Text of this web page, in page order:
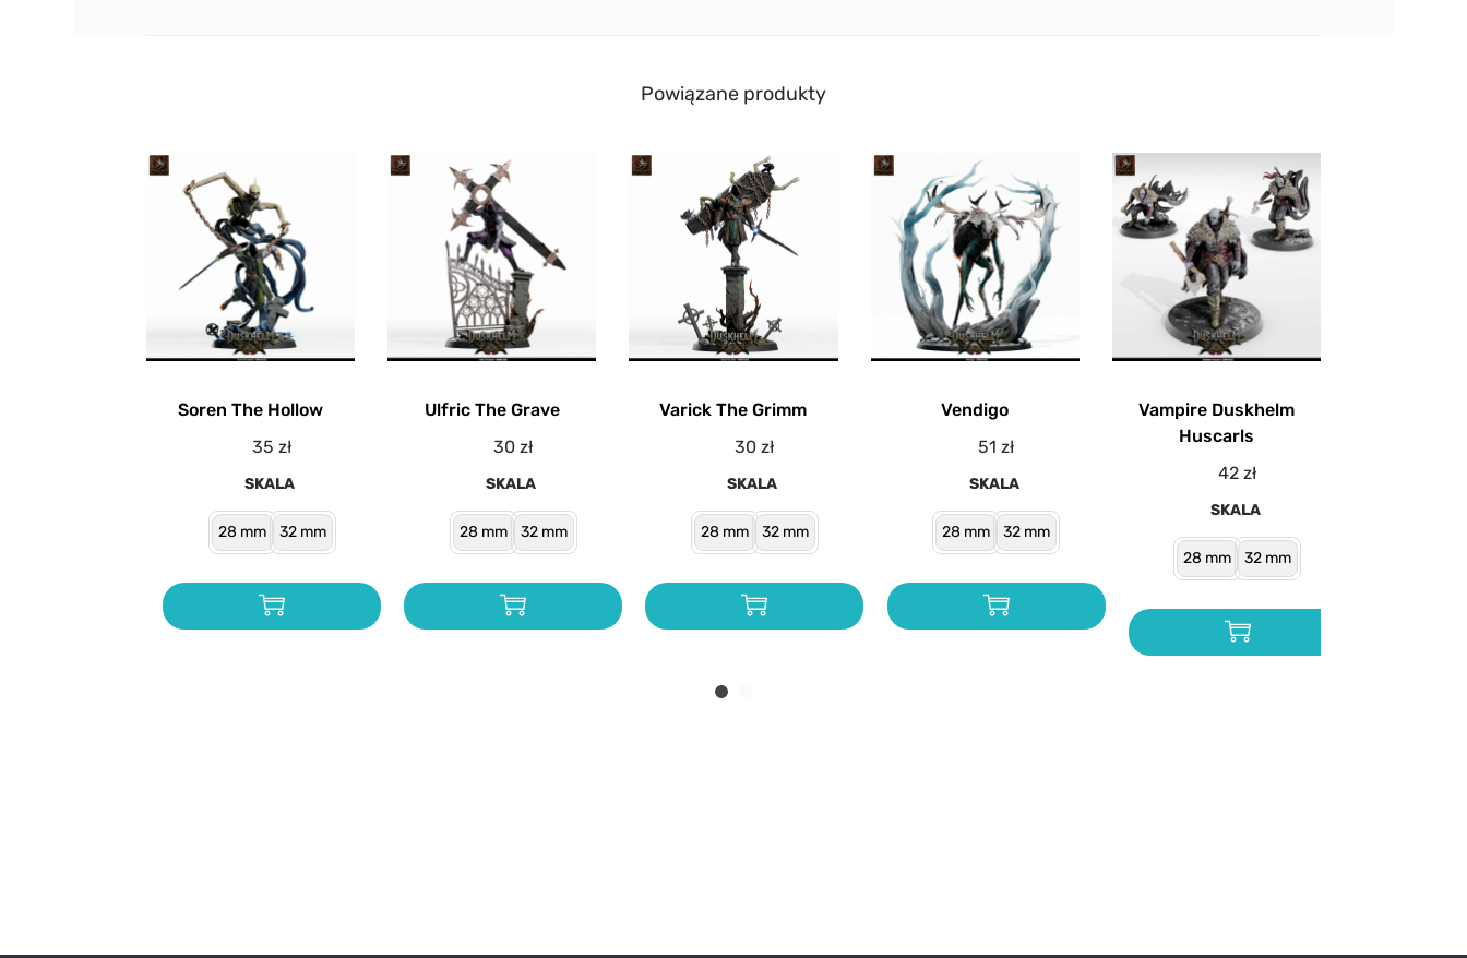
Powiązane produkty
Soren The Hollow
35zł
SKALA
28 mm 32 mm
Ulfric The Grave
30zł
SKALA
28 mm 32 mm
Varick The Grimm
30zł
SKALA
28 mm 32 mm
Vendigo
51zł
SKALA
28 mm 32 mm
Vampire Duskhelm
Huscarls
42zł
SKALA
28 mm 32 mm